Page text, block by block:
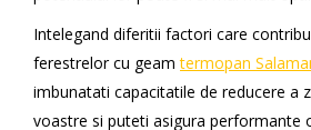
Intelegand diferitii factori care
ferestrelor cu geamtermopan
imbunatati capacitatile de reducere a
voastre si puteti asigura performante